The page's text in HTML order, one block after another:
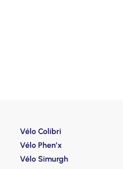
Accessoires
Notre
Vélo Colibri
Vélo Phen’x
Vélo Simurgh